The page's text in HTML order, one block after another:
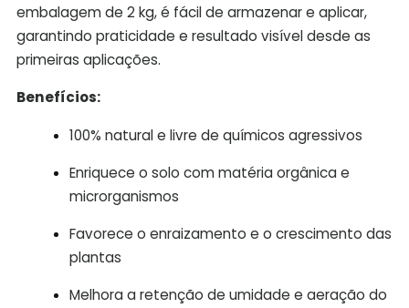
embalagem de 2 kg, é fácil de armazenar e aplicar,
garantindo praticidade e resultado visível desde as
primeiras aplicações.
Benefícios:
100% natural e livre de químicos agressivos
Enriquece o solo com matéria orgânica e
microrganismos
Favorece o enraizamento e o crescimento das
plantas
Melhora a retenção de umidade e aeração do